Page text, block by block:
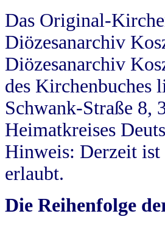
Das Original-
Diözesanarchiv
Diözesanarchiv
des Kirchenbuches
Schwank-Straße 8,
Heimatkreises
Hinweis: Derzeit ist
erlaubt.
Die Reihenfolge